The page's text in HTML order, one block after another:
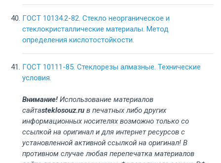
ГОСТ 10134.2-82. Стекло неорганическое и
стеклокристаллические материалы. Метод
определения кислотостойкости.
ГОСТ 10111-85. Стеклорезы алмазные. Технические
условия.
Внимание! Использование материалов
сайтаsteklosouz.ru в печатных либо других
информационных носителях возможно только со
ссылкой на оригинал и для интернет ресурсов с
установленной активной ссылкой на оригинал! В
противном случае любая перепечатка материалов